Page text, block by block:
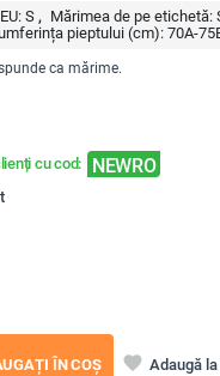
S Mărimea de pe etichetă:
pieptului (cm): 70А-
ca mărime.
cu cod: NEWRO
ÎN COȘ favorite Adaugă